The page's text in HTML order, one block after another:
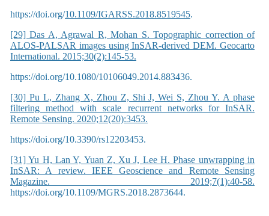
https://doi.org/10.1109/IGARSS.2018.8519545.
[29] Das A, Agrawal R, Mohan S. Topographic correction of
ALOS-PALSAR images using InSAR-derived DEM. Geocarto
International. 2015;30(2):145-53.
https://doi.org/10.1080/10106049.2014.883436.
[30] Pu L, Zhang X, Zhou Z, Shi J, Wei S, Zhou Y. A phase
filtering method with scale recurrent networks for InSAR.
Remote Sensing. 2020;12(20):3453.
https://doi.org/10.3390/rs12203453.
[31] Yu H, Lan Y, Yuan Z, Xu J, Lee H. Phase unwrapping in
InSAR: A review. IEEE Geoscience and Remote Sensing
Magazine. 2019;7(1):40-58.
https://doi.org/10.1109/MGRS.2018.2873644.